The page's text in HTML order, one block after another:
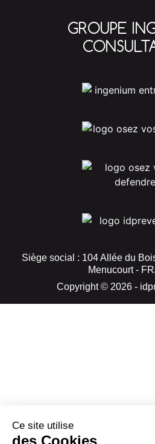
GROUPE
Siège social : 104 Allée du
Menucourt -
Copyright © 2026 -
Ce site utilise
des Cookies